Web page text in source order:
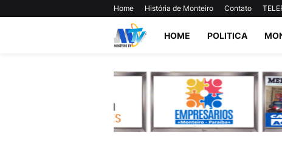
Home História de Monteiro Contato
HOME POLITICA